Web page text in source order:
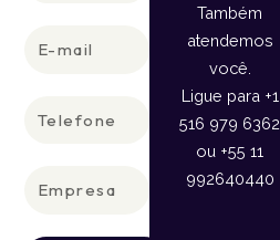
Também
atendemos
você.
Ligue para +1
516 979 6362
ou +55 11
992640440